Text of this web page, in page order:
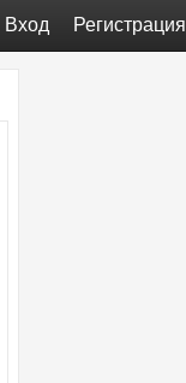
Вход Регистрация